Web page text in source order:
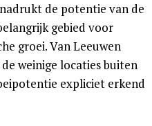
de potentie van de
gebied voor
groei. Van Leeuwen
weinige locaties buiten
expliciet erkend